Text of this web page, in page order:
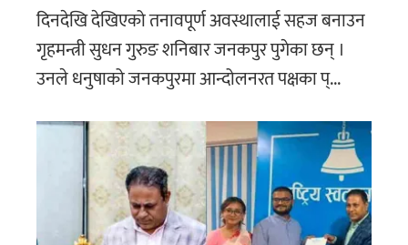
दिनदेखि देखिएको तनावपूर्ण अवस्थालाई सहज बनाउन
गृहमन्त्री सुधन गुरुङ शनिबार जनकपुर पुगेका छन् ।
उनले धनुषाको जनकपुरमा आन्दोलनरत पक्षका प्...